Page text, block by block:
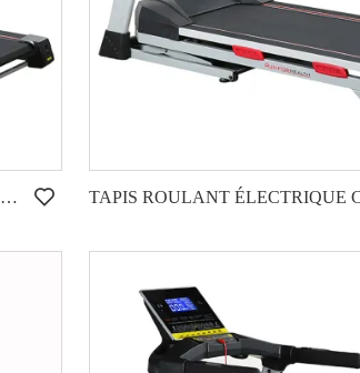
TAPIS ROULANT ÉLECTRIQUE COMMERCIAL LÉGER HD-800T